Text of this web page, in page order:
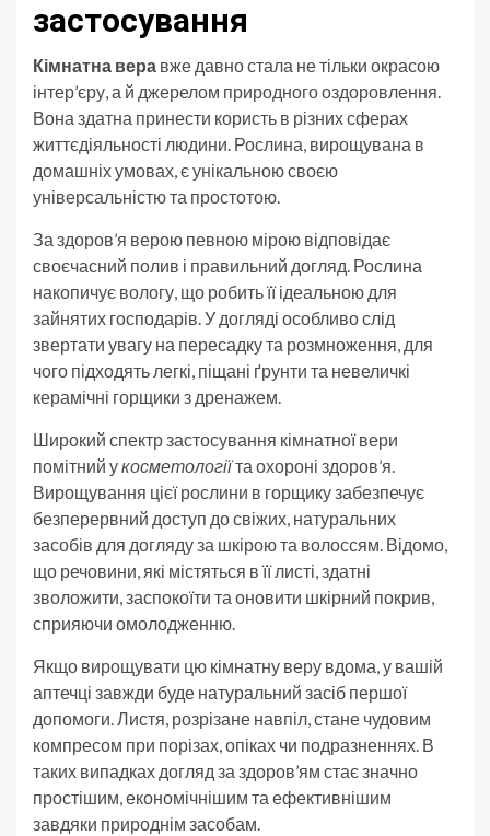
застосування
Кімнатна вера вже давно стала не тільки окрасою
інтер’єру, а й джерелом природного оздоровлення.
Вона здатна принести користь в різних сферах
життєдіяльності людини. Рослина, вирощувана в
домашніх умовах, є унікальною своєю
універсальністю та простотою.
За здоров’я верою певною мірою відповідає
своєчасний полив і правильний догляд. Рослина
накопичує вологу, що робить її ідеальною для
зайнятих господарів. У догляді особливо слід
звертати увагу на пересадку та розмноження, для
чого підходять легкі, піщані ґрунти та невеличкі
керамічні горщики з дренажем.
Широкий спектр застосування кімнатної вери
помітний укосметологіїта охороні здоров’я.
Вирощування цієї рослини в горщику забезпечує
безперервний доступ до свіжих, натуральних
засобів для догляду за шкірою та волоссям. Відомо,
що речовини, які містяться в її листі, здатні
зволожити, заспокоїти та оновити шкірний покрив,
сприяючи омолодженню.
Якщо вирощувати цю кімнатну веру вдома, у вашій
аптечці завжди буде натуральний засіб першої
допомоги. Листя, розрізане навпіл, стане чудовим
компресом при порізах, опіках чи подразненнях. В
таких випадках догляд за здоров’ям стає значно
простішим, економічнішим та ефективнішим
завдяки природнім засобам.